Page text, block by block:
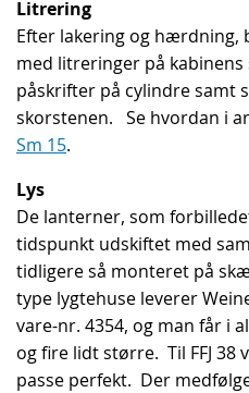
Litrering
Efter lakering og hærdning,
med litreringer på
påskrifter på cylindre samt
skorstenen. Se hvordan i
Sm 15.
Lys
De lanterner, som
tidspunkt udskiftet med
tidligere så monteret på
type lygtehuse leverer
vare-nr. 4354, og man får i
og fire lidt større. Til FFJ
passe perfekt. Der